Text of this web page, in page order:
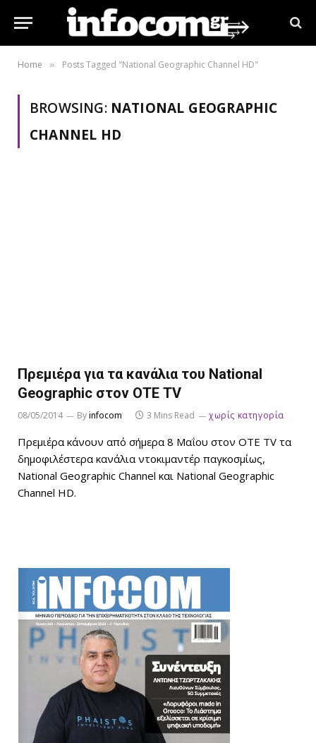
Home » Posts Tagged "National Geographic Channel HD"
BROWSING: NATIONAL GEOGRAPHIC
CHANNEL HD
Πρεμιέρα για τα κανάλια του National
Geographic στον ΟΤΕ TV
08/05/2014 Byinfocom 3 Mins Read χωρίς κατηγορία
Πρεμιέρα κάνουν από σήμερα 8 Μαΐου στον ΟΤΕ TV τα
δημοφιλέστερα κανάλια ντοκιμαντέρ παγκοσμίως,
National Geographic Channel και National Geographic
Channel HD.